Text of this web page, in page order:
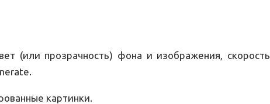
(или прозрачность) фона и изображения, скорость
картинки.